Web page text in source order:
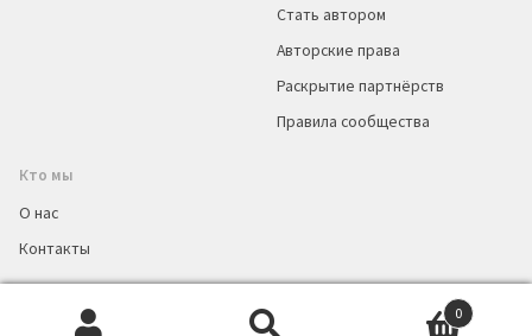
0
Стать автором
Авторские права
Раскрытие партнёрств
Правила сообщества
Кто мы
О нас
Контакты